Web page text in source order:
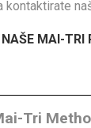
kontaktirate
MAI-TRI
Tri